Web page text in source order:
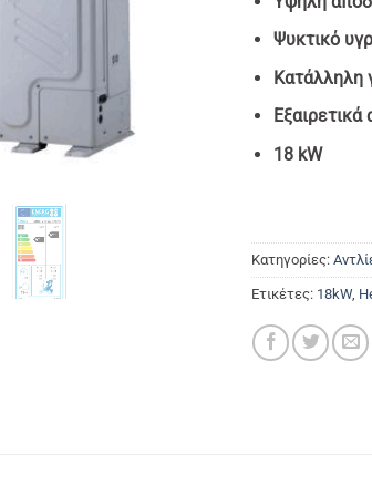
Ψυκτικό
Κατάλληλη
18 kW
Κατηγορίες:
Ετικέτες: 18kW,